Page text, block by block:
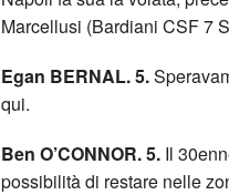
Marcellusi (Bardiani CSF 7
Egan BERNAL. 5.
qui.
Ben O’CONNOR. 5. Il
possibilità di restare nelle